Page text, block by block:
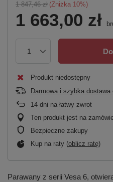
1 847,46 zł (Zniżka 10%)
1 663,00 zł
Produkt niedostępny
Darmowa i szybka dostawa
14 dni na łatwy zwrot
Ten produkt jest na
Bezpieczne zakupy
Kup na raty (oblicz ratę)
Parawany z serii Vesa 6,